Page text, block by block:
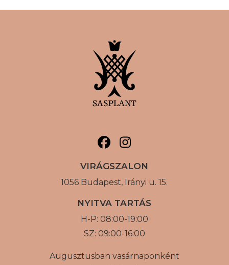
VIRÁGSZALON
1056 Budapest, Irányi u. 15.
NYITVA TARTÁS
H-P: 08:00-19:00
SZ: 09:00-16:00
Augusztusban vasárnaponként